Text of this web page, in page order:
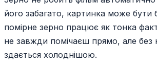
його забагато, картинка може
помірне зерно працює як тонка
не завжди помічаєш прямо, але без
здається холоднішою.